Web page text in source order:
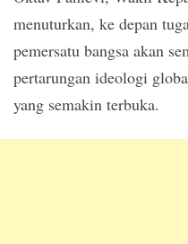
menuturkan, ke depan
pemersatu bangsa akan
pertarungan ideologi
yang semakin terbuka.